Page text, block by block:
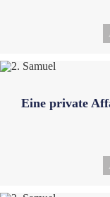
Eine private